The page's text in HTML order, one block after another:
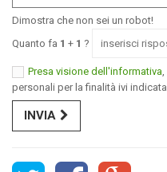
Dimostra che non sei un robot!
Quanto fa 1 + 1 ?
Presa visione dell'informativa
personali per la finalità ivi indicata.
INVIA